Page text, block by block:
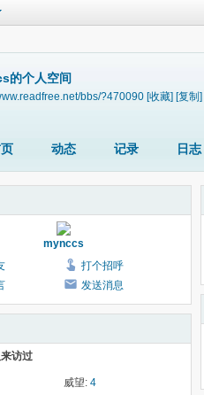
的个人空间
bbs/?470090 [收藏] [复制]
动态 记录 日志
mynccs
打个招呼
发送消息
访过
威望: 4